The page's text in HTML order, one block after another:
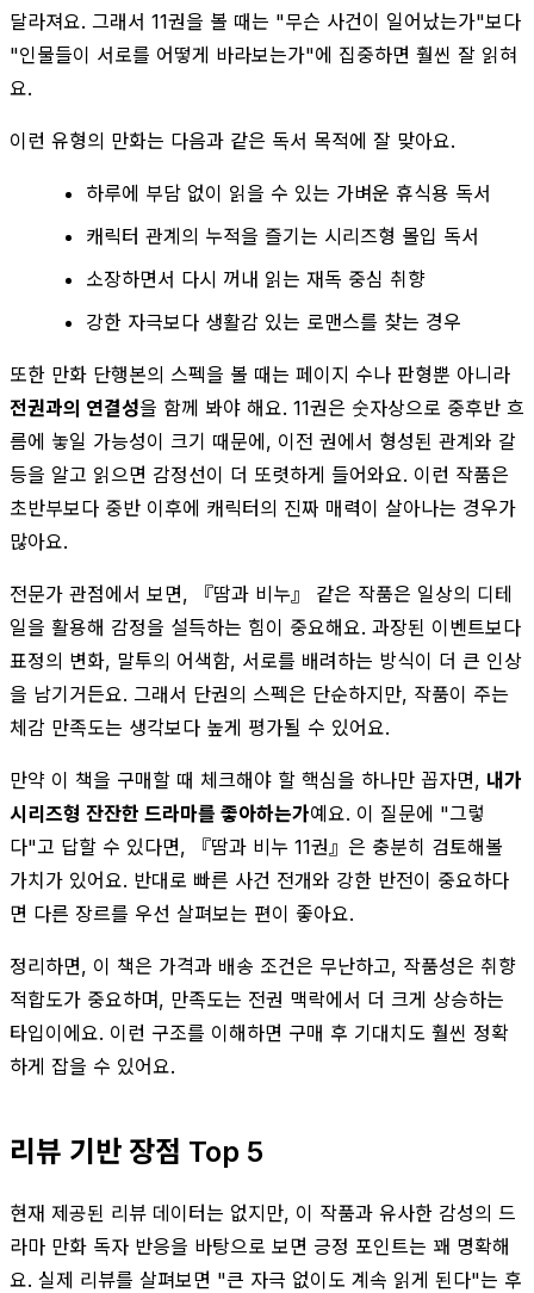
달라져요. 그래서 11권을 볼 때는 "무슨 사건이 일어났는가"보다
"인물들이 서로를 어떻게 바라보는가"에 집중하면 훨씬 잘 읽혀
요.
이런 유형의 만화는 다음과 같은 독서 목적에 잘 맞아요.
하루에 부담 없이 읽을 수 있는 가벼운 휴식용 독서
캐릭터 관계의 누적을 즐기는 시리즈형 몰입 독서
소장하면서 다시 꺼내 읽는 재독 중심 취향
강한 자극보다 생활감 있는 로맨스를 찾는 경우
또한 만화 단행본의 스펙을 볼 때는 페이지 수나 판형뿐 아니라
전권과의 연결성을 함께 봐야 해요. 11권은 숫자상으로 중후반 흐
름에 놓일 가능성이 크기 때문에, 이전 권에서 형성된 관계와 갈
등을 알고 읽으면 감정선이 더 또렷하게 들어와요. 이런 작품은
초반부보다 중반 이후에 캐릭터의 진짜 매력이 살아나는 경우가
많아요.
전문가 관점에서 보면, 『땀과 비누』 같은 작품은 일상의 디테
일을 활용해 감정을 설득하는 힘이 중요해요. 과장된 이벤트보다
표정의 변화, 말투의 어색함, 서로를 배려하는 방식이 더 큰 인상
을 남기거든요. 그래서 단권의 스펙은 단순하지만, 작품이 주는
체감 만족도는 생각보다 높게 평가될 수 있어요.
만약 이 책을 구매할 때 체크해야 할 핵심을 하나만 꼽자면, 내가
시리즈형 잔잔한 드라마를 좋아하는가예요. 이 질문에 "그렇
다"고 답할 수 있다면, 『땀과 비누 11권』은 충분히 검토해볼
가치가 있어요. 반대로 빠른 사건 전개와 강한 반전이 중요하다
면 다른 장르를 우선 살펴보는 편이 좋아요.
정리하면, 이 책은 가격과 배송 조건은 무난하고, 작품성은 취향
적합도가 중요하며, 만족도는 전권 맥락에서 더 크게 상승하는
타입이에요. 이런 구조를 이해하면 구매 후 기대치도 훨씬 정확
하게 잡을 수 있어요.
리뷰 기반 장점 Top 5
현재 제공된 리뷰 데이터는 없지만, 이 작품과 유사한 감성의 드
라마 만화 독자 반응을 바탕으로 보면 긍정 포인트는 꽤 명확해
요. 실제 리뷰를 살펴보면 "큰 자극 없이도 계속 읽게 된다"는 후